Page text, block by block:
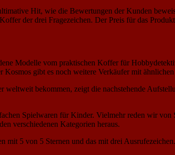
Hit, wie die Bewertungen der Kunden
der drei Fragezeichen. Der Preis für das
Modelle vom praktischen Koffer für
gibt es noch weitere Verkäufer mit
bekommen, zeigt die nachstehende
Spielwaren für Kinder. Vielmehr reden wir von
verschiedenen Kategorien heraus.
5 von 5 Sternen und das mit drei